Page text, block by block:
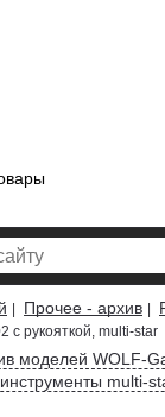
Прочее - архив
с рукояткой, multi-star
моделей WOLF-
multi-